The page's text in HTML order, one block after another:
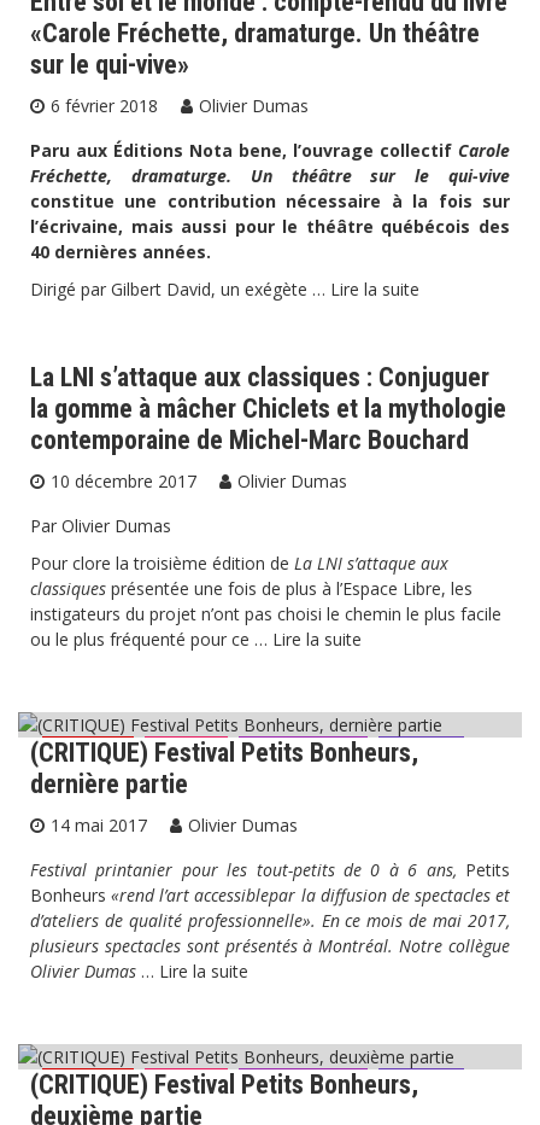
«Carole Fréchette, dramaturge. Un théâtre
sur le qui-vive»
6 février 2018
Olivier Dumas
Paru aux Éditions Nota bene, l’ouvrage collectif Carole
Fréchette, dramaturge. Un théâtre sur le qui-vive
constitue une contribution nécessaire à la fois sur
l’écrivaine, mais aussi pour le théâtre québécois des
40 dernières années.
Dirigé par Gilbert David, un exégète … Lire la suite
La LNI s’attaque aux classiques : Conjuguer
la gomme à mâcher Chiclets et la mythologie
contemporaine de Michel-Marc Bouchard
10 décembre 2017
Olivier Dumas
Par Olivier Dumas
Pour clore la troisième édition de La LNI s’attaque aux
classiques présentée une fois de plus à l’Espace Libre, les
instigateurs du projet n’ont pas choisi le chemin le plus facile
ou le plus fréquenté pour ce … Lire la suite
Critiques Festival Marionnettes Théâtre
(CRITIQUE) Festival Petits Bonheurs,
dernière partie
14 mai 2017
Olivier Dumas
Festival printanier pour les tout-petits de 0 à 6 ans, Petits
Bonheurs «rend l’art accessiblepar la diffusion de spectacles et
d’ateliers de qualité professionnelle». En ce mois de mai 2017,
plusieurs spectacles sont présentés à Montréal. Notre collègue
Olivier Dumas … Lire la suite
Critiques Festival Marionnettes Théâtre
(CRITIQUE) Festival Petits Bonheurs,
deuxième partie